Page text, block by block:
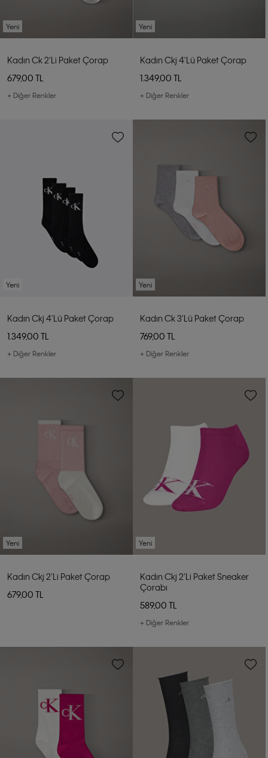
Yeni
Kadın Ck 2'li Paket Çorap
679,00 TL
+ Diğer Renkler
Yeni
Kadın Ckj 4'lü Paket Çorap
1.349,00 TL
+ Diğer Renkler
Yeni
Kadın Ckj 4'lü Paket Çorap
1.349,00 TL
+ Diğer Renkler
Yeni
Kadın Ck 3'lü Paket Çorap
769,00 TL
+ Diğer Renkler
Yeni
Kadın Ckj 2'li Paket Çorap
679,00 TL
Yeni
Kadın Ckj 2'li Paket Sneaker
Çorabı
589,00 TL
+ Diğer Renkler